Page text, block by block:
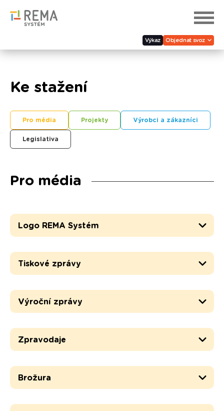
Výkaz Objednat svoz
Ke stažení
Pro média Projekty Výrobci a zákazníci
Legislativa
Pro média
Logo REMA Systém
Tiskové zprávy
Výroční zprávy
Zpravodaje
Brožura